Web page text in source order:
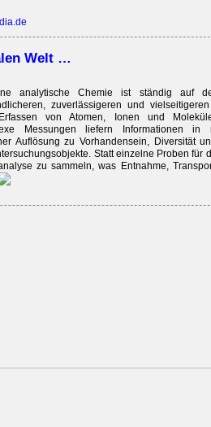
Welt …
analytische Chemie ist ständig auf
­zuverlässigeren und
von Atomen, Ionen und
Messungen liefern Informationen in
Auflösung zu Vorhandensein, Diversität
Statt einzelne Proben für
zu sammeln, was Entnahme,